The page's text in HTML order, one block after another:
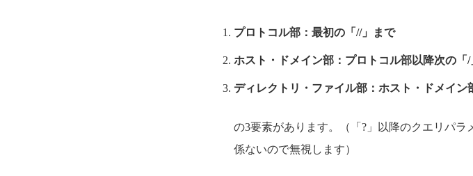
プロトコル部：最初の「//」まで
ホスト・ドメイン部：プロトコル部以降次の「/
ディレクトリ・ファイル部：ホスト・ドメイン
の3要素があります。（「?」以降のクエリパ
係ないので無視します）